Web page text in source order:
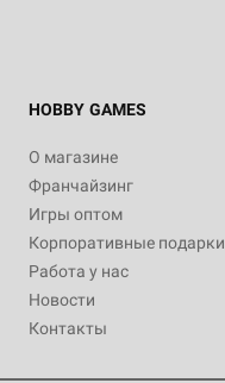
HOBBY GAMES
О магазине
Франчайзинг
Игры оптом
Корпоративные подарки
Работа у нас
Новости
Контакты